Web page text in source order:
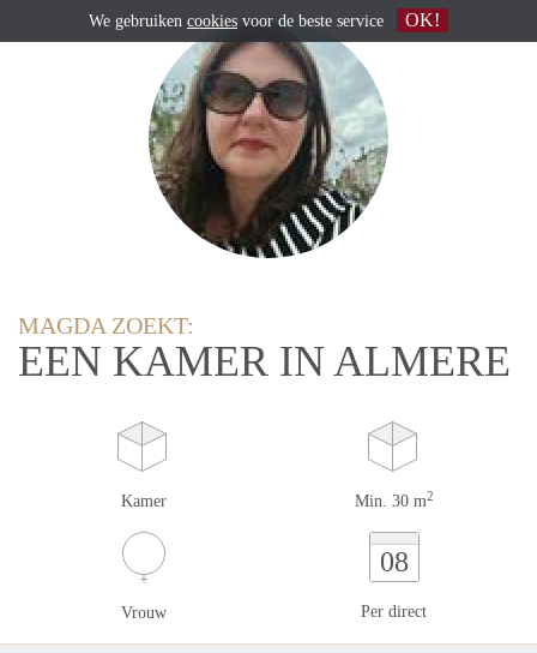
MAGDA ZOEKT:
EEN KAMER IN ALMERE
Kamer Min. 30 m2
Vrouw
08
Per direct
We gebruiken cookies voor de beste service OK!